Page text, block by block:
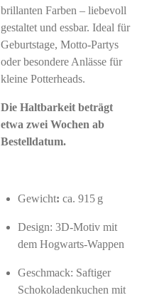
brillanten Farben – liebevoll
gestaltet und essbar. Ideal für
Geburtstage, Motto‑Partys
oder besondere Anlässe für
kleine Potterheads.
Die Haltbarkeit beträgt
etwa zwei Wochen ab
Bestelldatum.
Gewicht: ca. 915 g
Design: 3D‑Motiv mit
dem Hogwarts‑Wappen
Geschmack: Saftiger
Schokoladenkuchen mit